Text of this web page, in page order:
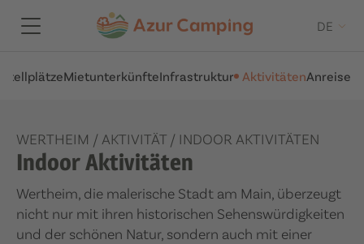
DE
StellplätzeMietunterkünfteInfrastruktur AktivitätenAnreise
WERTHEIM / AKTIVITÄT / INDOOR AKTIVITÄTEN
Indoor Aktivitäten
Wertheim, die malerische Stadt am Main, überzeugt
nicht nur mit ihren historischen Sehenswürdigkeiten
und der schönen Natur, sondern auch mit einer